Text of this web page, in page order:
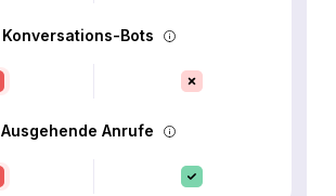
Konversations-Bots
Ausgehende Anrufe